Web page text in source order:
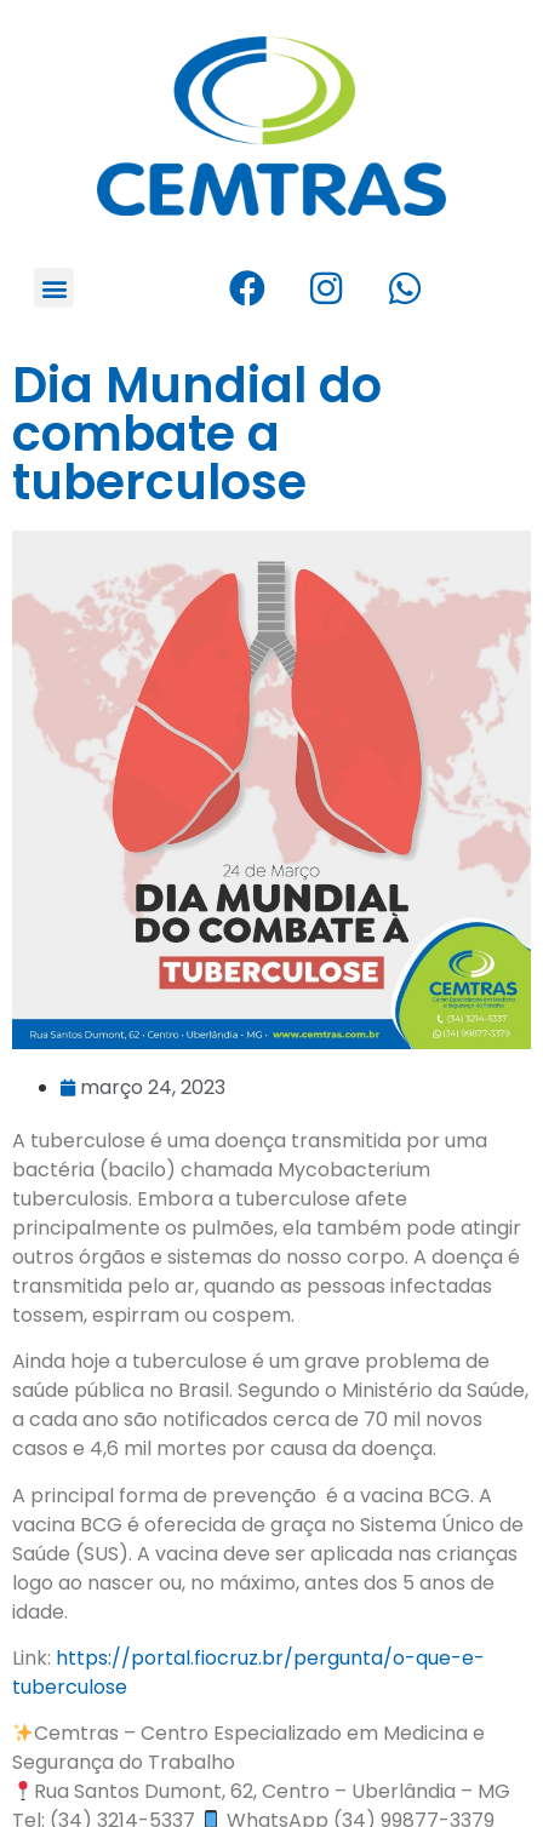
Dia Mundial do
combate a
tuberculose
março 24, 2023
A tuberculose é uma doença transmitida por uma
bactéria (bacilo) chamada Mycobacterium
tuberculosis. Embora a tuberculose afete
principalmente os pulmões, ela também pode atingir
outros órgãos e sistemas do nosso corpo. A doença é
transmitida pelo ar, quando as pessoas infectadas
tossem, espirram ou cospem.
Ainda hoje a tuberculose é um grave problema de
saúde pública no Brasil. Segundo o Ministério da Saúde,
a cada ano são notificados cerca de 70 mil novos
casos e 4,6 mil mortes por causa da doença.
A principal forma de prevenção é a vacina BCG. A
vacina BCG é oferecida de graça no Sistema Único de
Saúde (SUS). A vacina deve ser aplicada nas crianças
logo ao nascer ou, no máximo, antes dos 5 anos de
idade.
Link: https://portal.fiocruz.br/pergunta/o-que-e-
tuberculose
Cemtras – Centro Especializado em Medicina e
Segurança do Trabalho
Rua Santos Dumont, 62, Centro – Uberlândia – MG
Tel: (34) 3214-5337
WhatsApp (34) 99877-3379